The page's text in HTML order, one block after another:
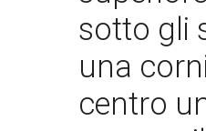
sotto gli
una
centro